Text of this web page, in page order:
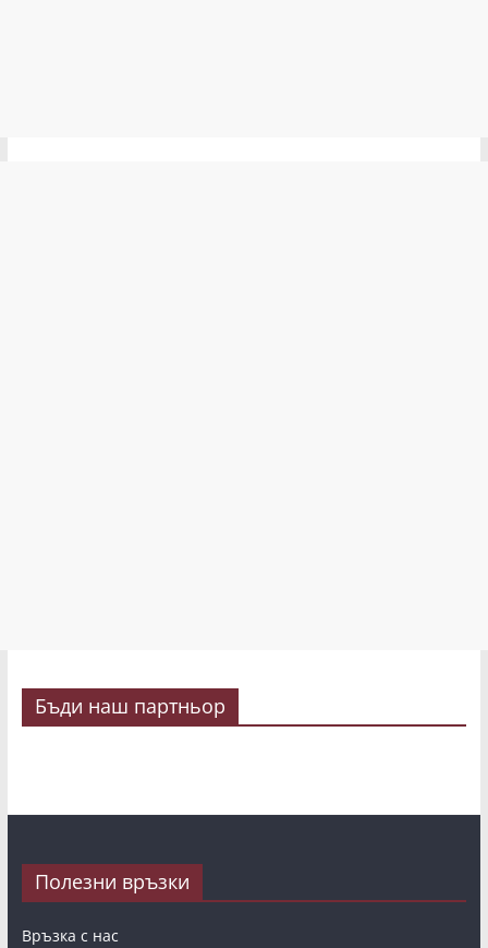
Бъди наш партньор
Полезни връзки
Връзка с нас